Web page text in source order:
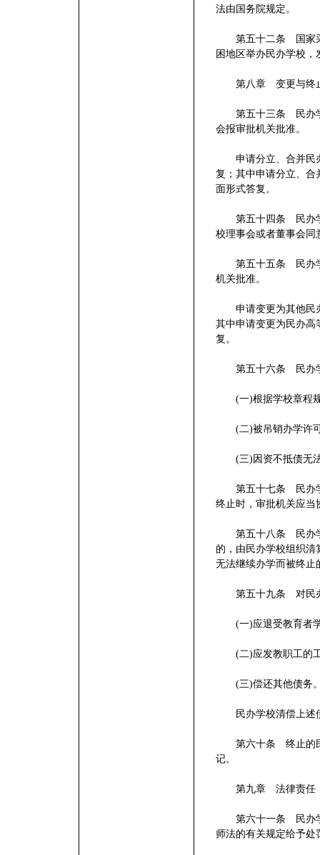
法由国务院规定。
第五十二条 国家采
困地区举办民办学校
第八章 变更与终
第五十三条 民办学
会报审批机关批准。
申请分立、合并民办
复；其中申请分立、合
面形式答复。
第五十四条 民办学
校理事会或者董事会
第五十五条 民办学
机关批准。
申请变更为其他民办
其中申请变更为民办高
复。
第五十六条 民办学
(一)根据学校章程规
(二)被吊销办学许
(三)因资不抵债无
第五十七条 民办学
终止时，审批机关应
第五十八条 民办学
的，由民办学校组织
无法继续办学而被终
第五十九条 对民办
(一)应退受教育者学
(二)应发教职工的工
(三)偿还其他债务
民办学校清偿上述债
第六十条 终止的民
记。
第九章 法律责任
第六十一条 民办学
师法的有关规定给予